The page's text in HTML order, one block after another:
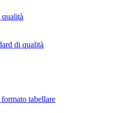
qualità
di qualità
tabellare